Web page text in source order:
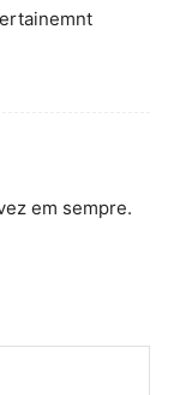
em sempre.